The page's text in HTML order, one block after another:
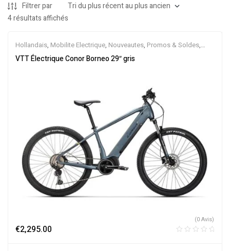
Filtrer par
4 résultats affichés
Hollandais, Mobilite Electrique, Nouveautes, Promos & Soldes,
Semi-Rigides,Vélo électrique ville,Velos Electriques
VTT Électrique Conor Borneo 29″ gris
€2,295.00
(0 Avis)